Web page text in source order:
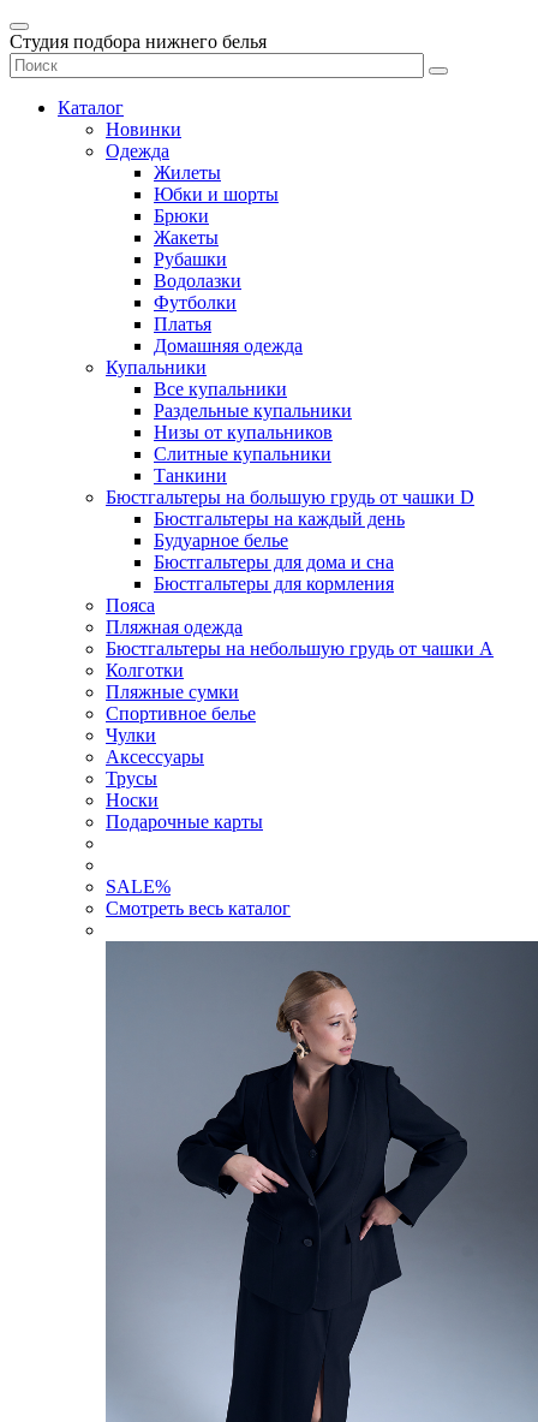
Студия подбора нижнего белья
Каталог
Новинки
Одежда
Жилеты
Юбки и шорты
Брюки
Жакеты
Рубашки
Водолазки
Футболки
Платья
Домашняя одежда
Купальники
Все купальники
Раздельные купальники
Низы от купальников
Слитные купальники
Танкини
Бюстгальтеры на большую грудь от чашки D
Бюстгальтеры на каждый день
Будуарное белье
Бюстгальтеры для дома и сна
Бюстгальтеры для кормления
Пояса
Пляжная одежда
Бюстгальтеры на небольшую грудь от чашки А
Колготки
Пляжные сумки
Спортивное белье
Чулки
Аксессуары
Трусы
Носки
Подарочные карты
SALE%
Смотреть весь каталог